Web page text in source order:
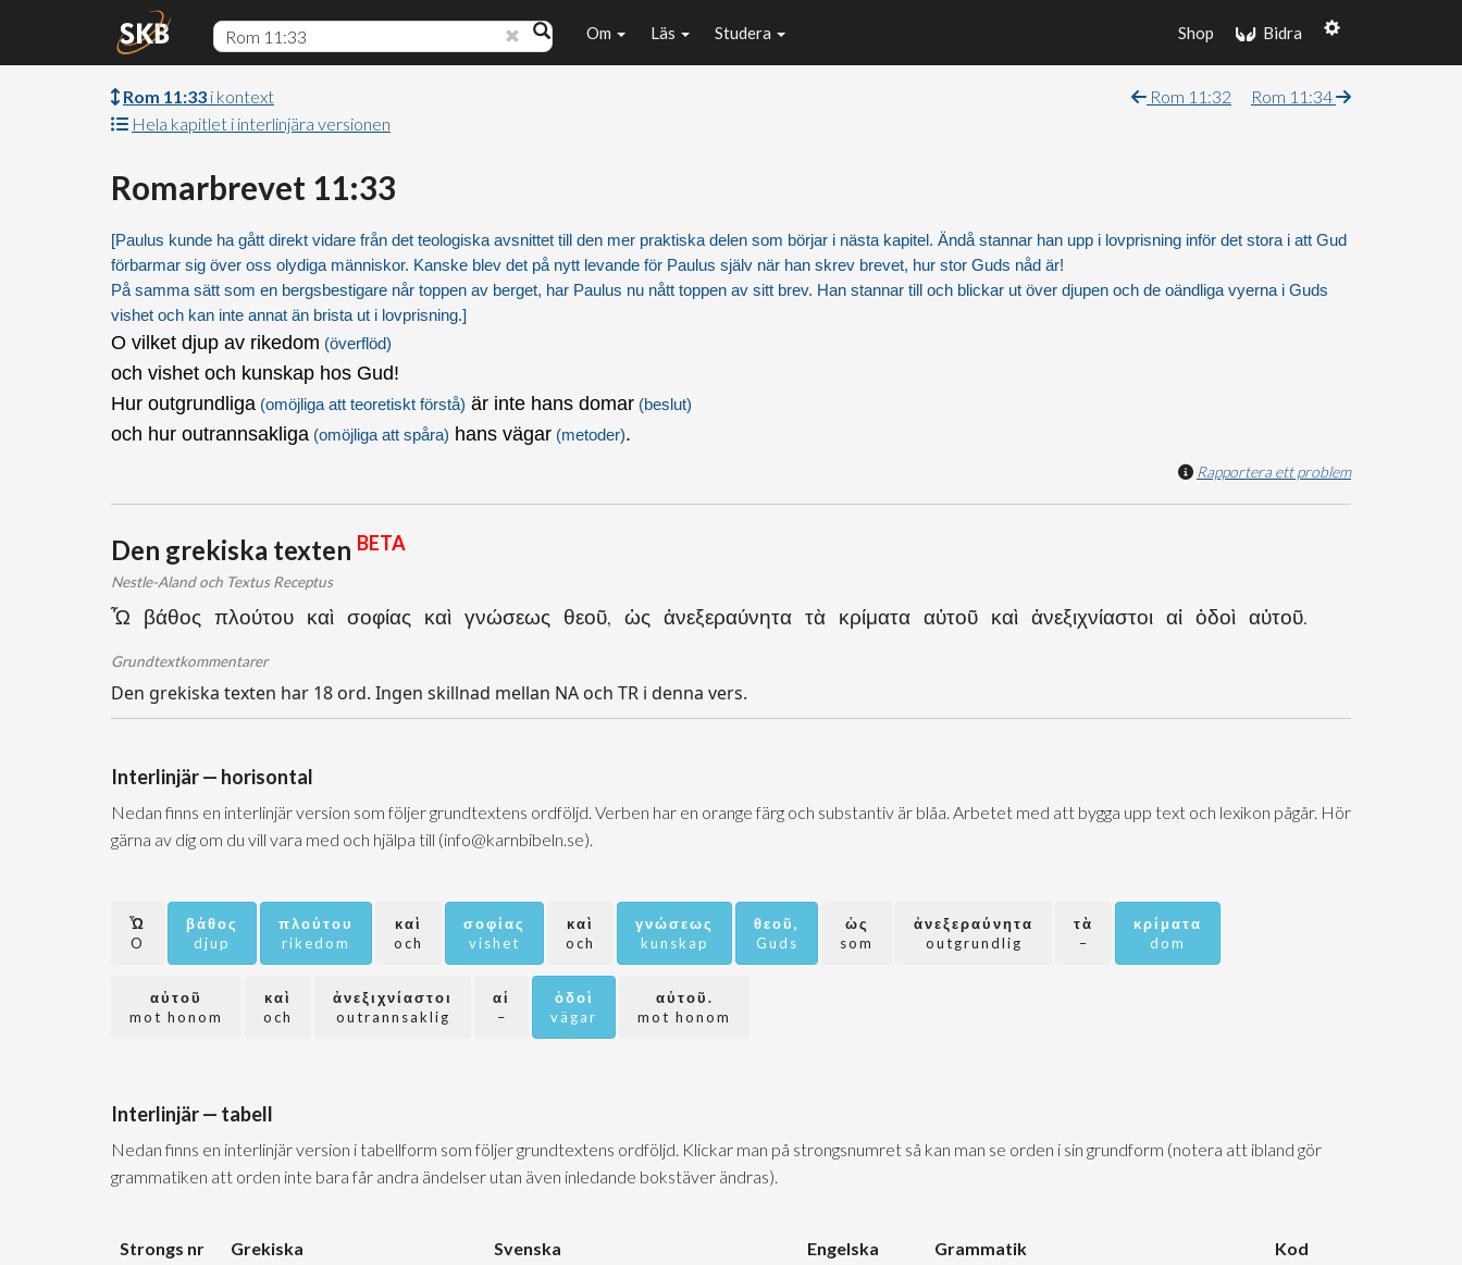
Bidra
Shop
Om Läs Studera
Rom 11:33 i kontext
Hela kapitlet i interlinjära versionen
Rom 11:32 Rom 11:34
Romarbrevet 11:33
[Paulus kunde ha gått direkt vidare från det teologiska avsnittet till den mer praktiska delen som börjar i nästa kapitel. Ändå stannar han upp i lovprisning inför det stora i att Gud
förbarmar sig över oss olydiga människor. Kanske blev det på nytt levande för Paulus själv när han skrev brevet, hur stor Guds nåd är!
På samma sätt som en bergsbestigare når toppen av berget, har Paulus nu nått toppen av sitt brev. Han stannar till och blickar ut över djupen och de oändliga vyerna i Guds
vishet och kan inte annat än brista ut i lovprisning.]
O vilket djup av rikedom (överflöd)
och vishet och kunskap hos Gud!
Hur outgrundliga (omöjliga att teoretiskt förstå) är inte hans domar (beslut)
och hur outrannsakliga (omöjliga att spåra) hans vägar (metoder).
Rapportera ett problem
Den grekiska texten BETA
Nestle-Aland och Textus Receptus
Ὦ βάθος πλούτου καὶ σοφίας καὶ γνώσεως θεοῦ, ὡς ἀνεξεραύνητα τὰ κρίματα αὐτοῦ καὶ ἀνεξιχνίαστοι αἱ ὁδοὶ αὐτοῦ.
Grundtextkommentarer
Den grekiska texten har 18 ord. Ingen skillnad mellan NA och TR i denna vers.
Interlinjär — horisontal
Nedan finns en interlinjär version som följer grundtextens ordföljd. Verben har en orange färg och substantiv är blåa. Arbetet med att bygga upp text och lexikon pågår. Hör
gärna av dig om du vill vara med och hjälpa till (info@karnbibeln.se).
Ὦ
O
βάθος
djup
πλούτου
rikedom
καὶ
och
σοφίας
vishet
καὶ
och
γνώσεως
kunskap
θεοῦ,
Guds
ὡς
som
ἀνεξεραύνητα
outgrundlig
τὰ
–
κρίματα
dom
αὐτοῦ
mot honom
καὶ
och
ἀνεξιχνίαστοι
outrannsaklig
αἱ
–
ὁδοὶ
vägar
αὐτοῦ.
mot honom
Interlinjär — tabell
Nedan finns en interlinjär version i tabellform som följer grundtextens ordföljd. Klickar man på strongsnumret så kan man se orden i sin grundform (notera att ibland gör
grammatiken att orden inte bara får andra ändelser utan även inledande bokstäver ändras).
Strongs nr Grekiska Svenska Engelska Grammatik Kod